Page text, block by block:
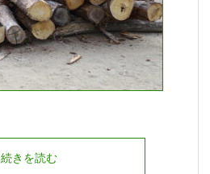
続きを読む